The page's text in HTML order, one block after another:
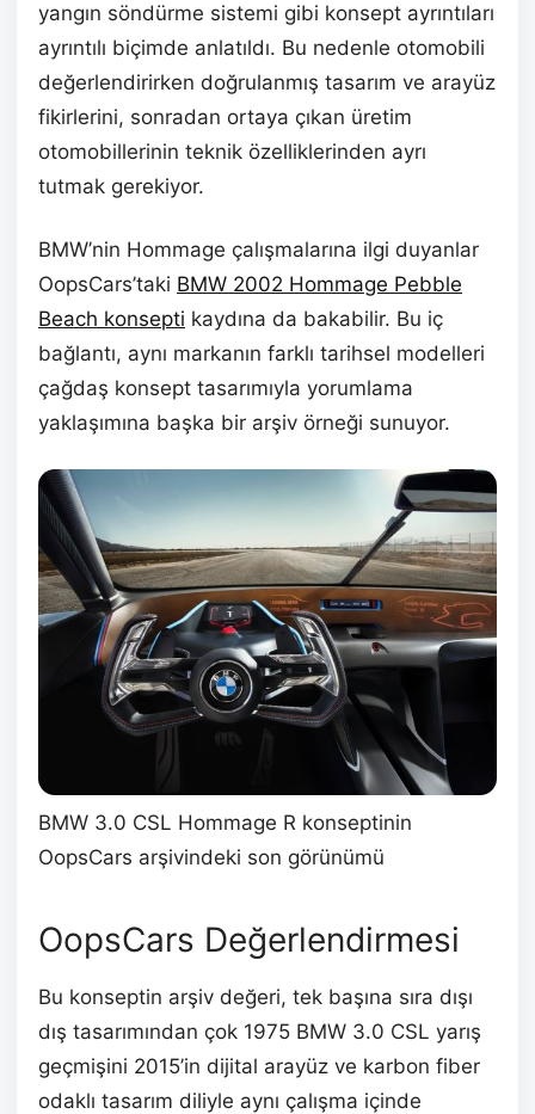
yangın söndürme sistemi gibi konsept ayrıntıları
ayrıntılı biçimde anlatıldı. Bu nedenle otomobili
değerlendirirken doğrulanmış tasarım ve arayüz
fikirlerini, sonradan ortaya çıkan üretim
otomobillerinin teknik özelliklerinden ayrı
tutmak gerekiyor.
BMW’nin Hommage çalışmalarına ilgi duyanlar
OopsCars’taki BMW 2002 Hommage Pebble
Beach konsepti kaydına da bakabilir. Bu iç
bağlantı, aynı markanın farklı tarihsel modelleri
çağdaş konsept tasarımıyla yorumlama
yaklaşımına başka bir arşiv örneği sunuyor.
BMW 3.0 CSL Hommage R konseptinin
OopsCars arşivindeki son görünümü
OopsCars Değerlendirmesi
Bu konseptin arşiv değeri, tek başına sıra dışı
dış tasarımından çok 1975 BMW 3.0 CSL yarış
geçmişini 2015’in dijital arayüz ve karbon fiber
odaklı tasarım diliyle aynı çalışma içinde